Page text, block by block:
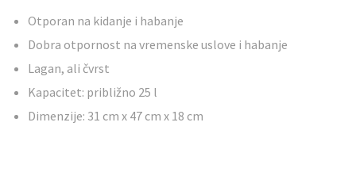
Otporan na kidanje i habanje
Dobra otpornost na vremenske uslove i habanje
Lagan, ali čvrst
Kapacitet: približno 25 l
Dimenzije: 31 cm x 47 cm x 18 cm